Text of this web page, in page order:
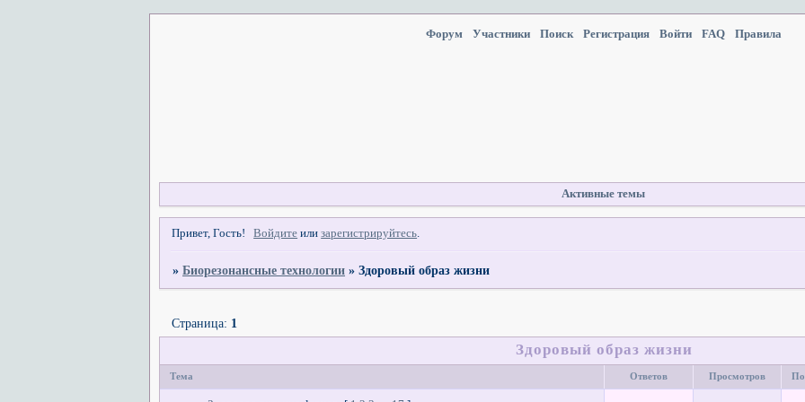
Форум Участники Поиск Регистрация Войти FAQ Правила
Активные темы
Привет, Гость! Войдите илизарегистрируйтесь.
»Биорезонансные технологии »Здоровый образ жизни
Здоровый образ жизни
Страница: 1
Тема Ответов Просмотров